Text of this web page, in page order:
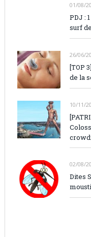
01/08/
PDJ :
surf
26/06/
[TOP
de la
10/11/
02/08/
Dites